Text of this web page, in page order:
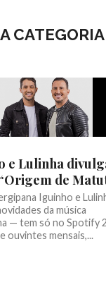
e Lulinha
de
Iguinho e
da música
— tem só no Spotify
ouvintes mensais,...